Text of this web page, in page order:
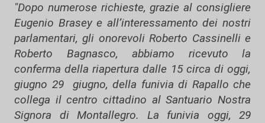
"Dopo numerose richieste, grazie al consigliere
Eugenio Brasey e all’interessamento dei nostri
parlamentari, gli onorevoli Roberto Cassinelli e
Roberto Bagnasco, abbiamo ricevuto la
conferma della riapertura dalle 15 circa di oggi,
giugno 29 giugno, della funivia di Rapallo che
collega il centro cittadino al Santuario Nostra
Signora di Montallegro. La funivia oggi, 29